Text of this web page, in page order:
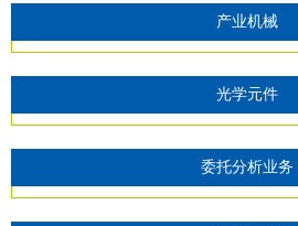
产业机械
光学元件
委托分析业务